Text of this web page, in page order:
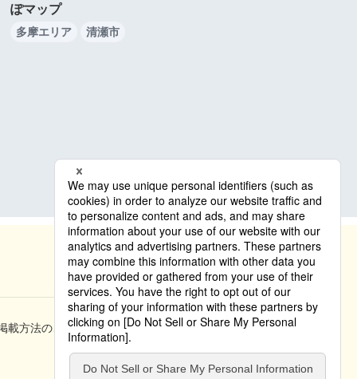
ぽマップ
多摩エリア 清瀬市
載方法のご案内